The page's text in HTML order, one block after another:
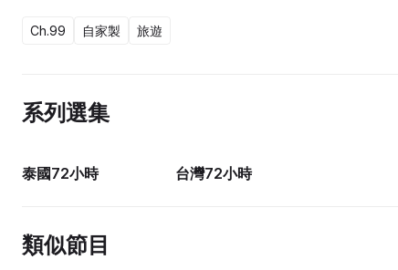
Ch.99 自家製 旅遊
系列選集
泰國72小時 台灣72小時
類似節目